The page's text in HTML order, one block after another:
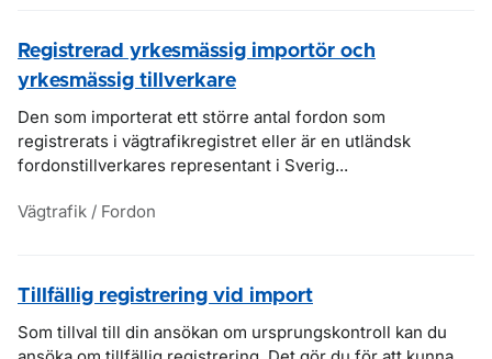
Registrerad yrkesmässig importör och
yrkesmässig tillverkare
Den som importerat ett större antal fordon som
registrerats i vägtrafikregistret eller är en utländsk
fordonstillverkares representant i Sverig...
Vägtrafik / Fordon
Tillfällig registrering vid import
Som tillval till din ansökan om ursprungskontroll kan du